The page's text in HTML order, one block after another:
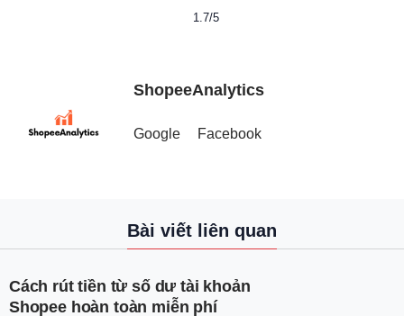
1.7/5
ShopeeAnalytics
Google Facebook
Bài viết liên quan
Cách rút tiền từ số dư tài khoản
Shopee hoàn toàn miễn phí